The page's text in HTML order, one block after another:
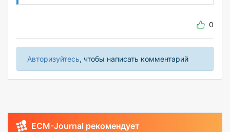
0
Авторизуйтесь, чтобы написать комментарий
ECM-Journal рекомендует